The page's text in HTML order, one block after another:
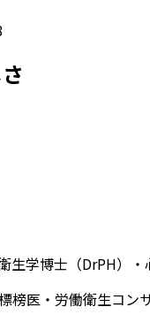
生学博士（DrPH）
榜医・労働衛生コン